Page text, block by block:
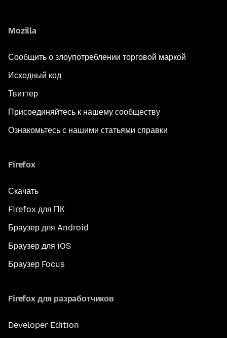
Mozilla
Сообщить о злоупотреблении торговой маркой
Исходный код
Твиттер
Присоединяйтесь к нашему сообществу
Ознакомьтесь с нашими статьями справки
Firefox
Скачать
Firefox для ПК
Браузер для Android
Браузер для iOS
Браузер Focus
Firefox для разработчиков
Developer Edition